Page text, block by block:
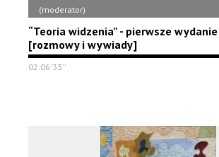
(moderator)
“Teoria widzenia” - pierwsze
[rozmowy i wywiady]
02:06'33''